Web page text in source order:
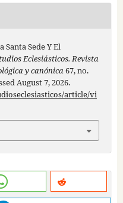
Santa Sede Y El
Eclesiásticos. Revista
y canónica67, no.
August 7, 2026.
article/vi